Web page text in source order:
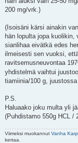
200 mg/vrk.)
(Isoisäni kärsi ainakin
hän lopulta jopa
sianlihaa eivätkä edes
ilmeisesti sen vuoksi,
ravitsemusneuvontaa
yhdistelmä vaihtui
tiamiinia/100 g, juustossa
P.S.
Haluaako joku multa yli
(Puhdistamo 550g HCL /
Viimeksi muokannut Vanha
kertaa.